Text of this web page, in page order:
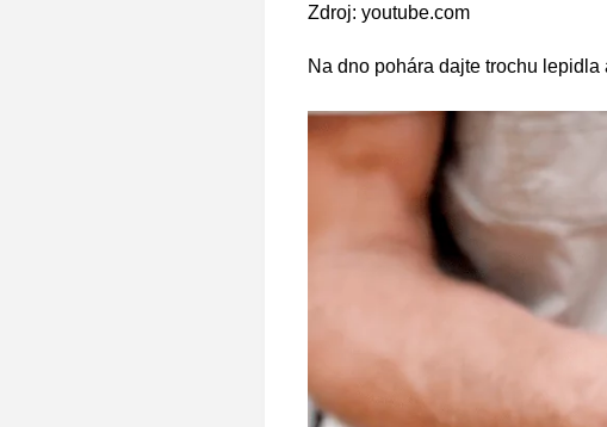
Zdroj: youtube.com
Na dno pohára dajte trochu